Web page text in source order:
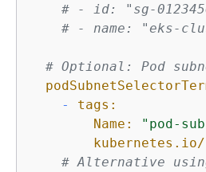
# - id: "sg-
# - name: "eks-
# Optional: Pod
-
tags:
Name:
"pod-
# Alternative